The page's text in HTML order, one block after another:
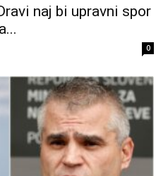
naj bi upravni spor
0